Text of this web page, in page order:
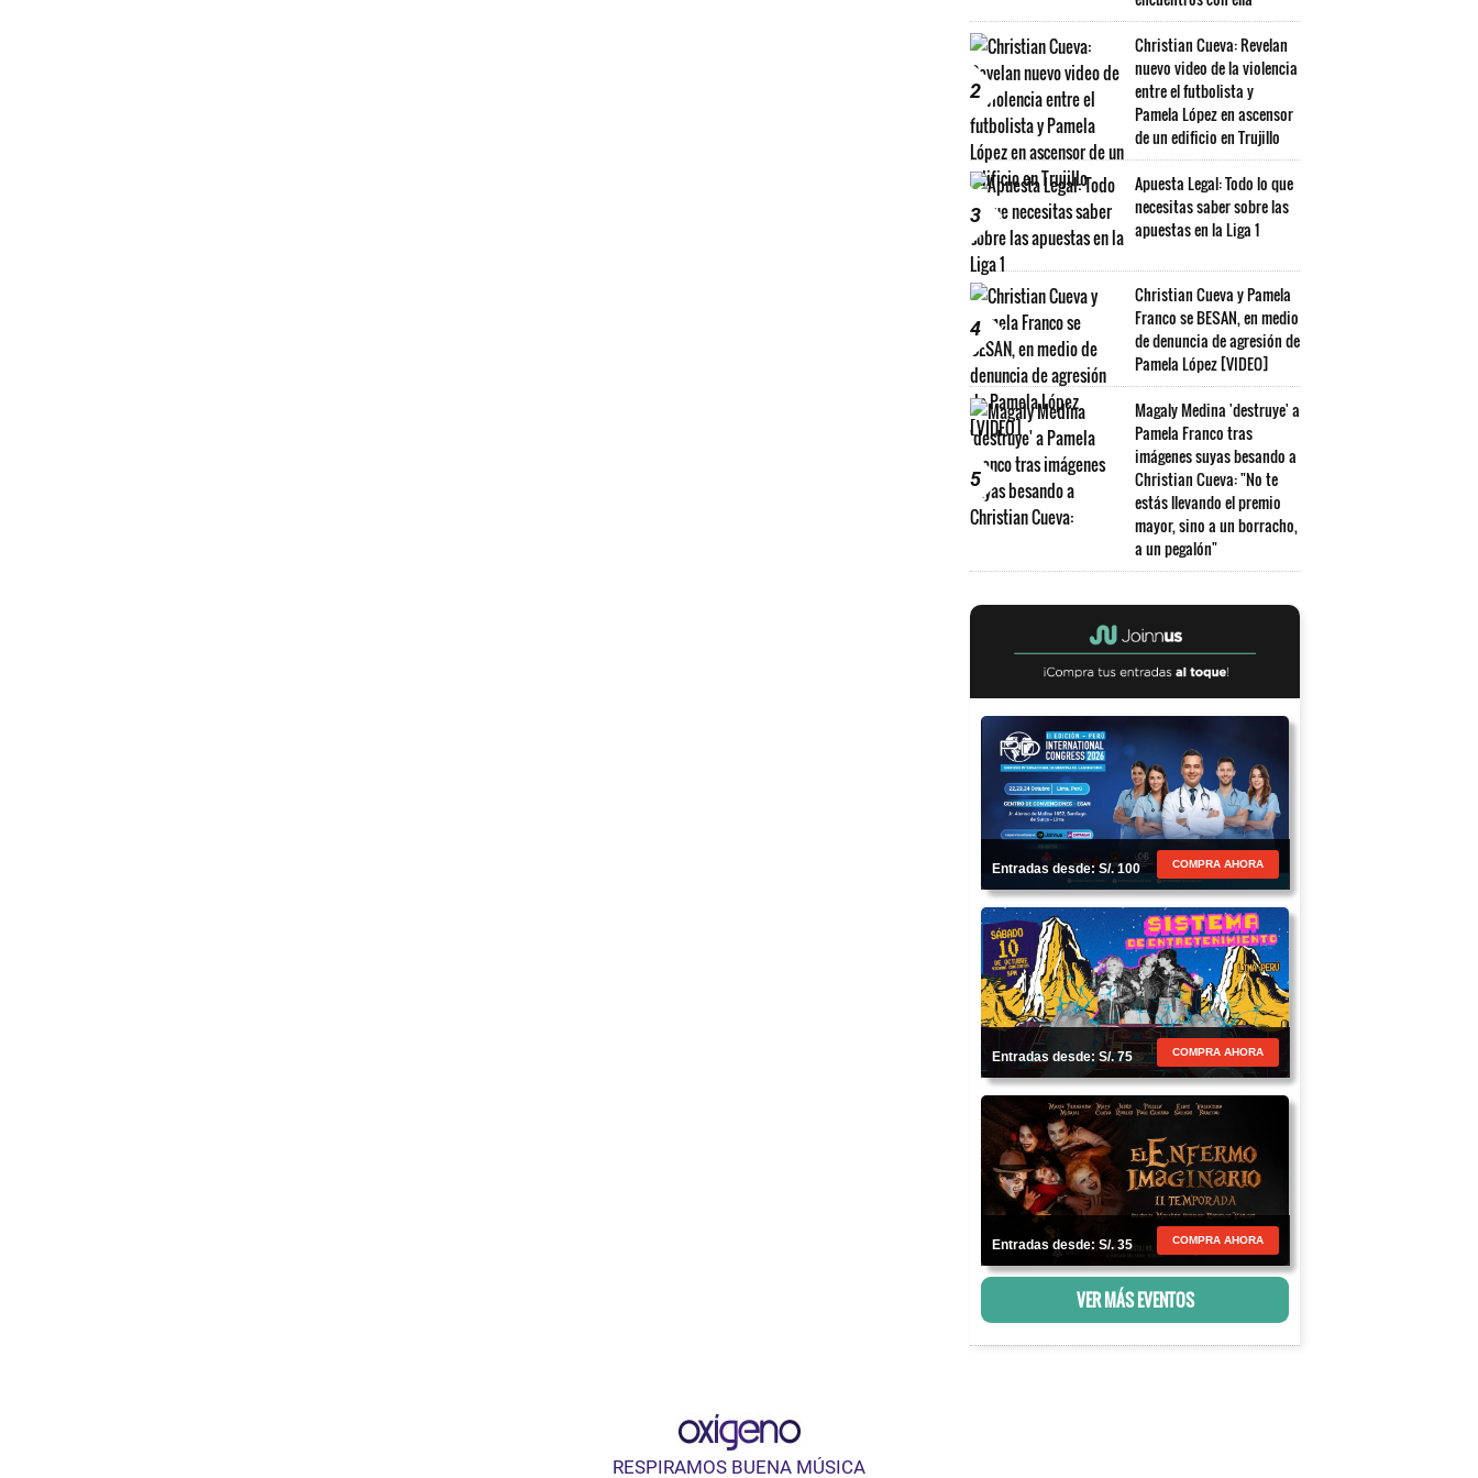
2
Christian Cueva: Revelan
nuevo video de la violencia
entre el futbolista y
Pamela López en ascensor
de un edificio en Trujillo
3
Apuesta Legal: Todo lo que
necesitas saber sobre las
apuestas en la Liga 1
4
Christian Cueva y Pamela
Franco se BESAN, en medio
de denuncia de agresión de
Pamela López [VIDEO]
5
Magaly Medina 'destruye' a
Pamela Franco tras
imágenes suyas besando a
Christian Cueva: "No te
estás llevando el premio
mayor, sino a un borracho,
a un pegalón"
Entradas desde: S/. 100 COMPRA AHORA
Entradas desde: S/. 75 COMPRA AHORA
Entradas desde: S/. 35 COMPRA AHORA
VER MÁS EVENTOS
RESPIRAMOS BUENA MÚSICA